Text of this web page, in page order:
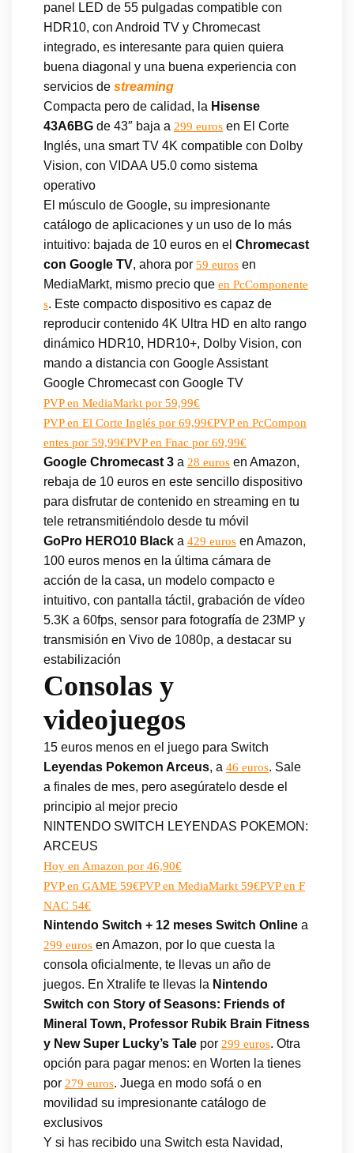
panel LED de 55 pulgadas compatible con
HDR10, con Android TV y Chromecast
integrado, es interesante para quien quiera
buena diagonal y una buena experiencia con
servicios de streaming
Compacta pero de calidad, la Hisense
43A6BG de 43″ baja a 299 euros en El Corte
Inglés, una smart TV 4K compatible con Dolby
Vision, con VIDAA U5.0 como sistema
operativo
El músculo de Google, su impresionante
catálogo de aplicaciones y un uso de lo más
intuitivo: bajada de 10 euros en el Chromecast
con Google TV, ahora por 59 euros en
MediaMarkt, mismo precio que en PcComponente
s. Este compacto dispositivo es capaz de
reproducir contenido 4K Ultra HD en alto rango
dinámico HDR10, HDR10+, Dolby Vision, con
mando a distancia con Google Assistant
Google Chromecast con Google TV
PVP en MediaMarkt por 59,99€
PVP en El Corte Inglés por 69,99€PVP en PcCompon
entes por 59,99€PVP en Fnac por 69,99€
Google Chromecast 3 a 28 euros en Amazon,
rebaja de 10 euros en este sencillo dispositivo
para disfrutar de contenido en streaming en tu
tele retransmitiéndolo desde tu móvil
GoPro HERO10 Black a 429 euros en Amazon,
100 euros menos en la última cámara de
acción de la casa, un modelo compacto e
intuitivo, con pantalla táctil, grabación de vídeo
5.3K a 60fps, sensor para fotografía de 23MP y
transmisión en Vivo de 1080p, a destacar su
estabilización
Consolas y
videojuegos
15 euros menos en el juego para Switch
Leyendas Pokemon Arceus, a 46 euros. Sale
a finales de mes, pero asegúratelo desde el
principio al mejor precio
NINTENDO SWITCH LEYENDAS POKEMON:
ARCEUS
Hoy en Amazon por 46,90€
PVP en GAME 59€PVP en MediaMarkt 59€PVP en F
NAC 54€
Nintendo Switch + 12 meses Switch Online a
299 euros en Amazon, por lo que cuesta la
consola oficialmente, te llevas un año de
juegos. En Xtralife te llevas la Nintendo
Switch con Story of Seasons: Friends of
Mineral Town, Professor Rubik Brain Fitness
y New Super Lucky’s Tale por 299 euros. Otra
opción para pagar menos: en Worten la tienes
por 279 euros. Juega en modo sofá o en
movilidad su impresionante catálogo de
exclusivos
Y si has recibido una Switch esta Navidad,